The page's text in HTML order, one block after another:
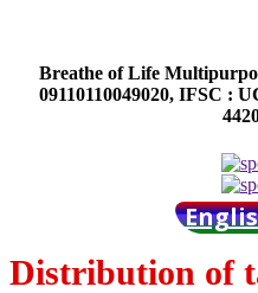
Breathe of Life
09110110049020, IFSC :
Distribution of